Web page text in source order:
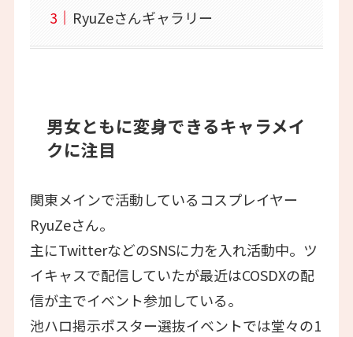
RyuZeさんギャラリー
男女ともに変身できるキャラメイ
クに注目
関東メインで活動しているコスプレイヤー
RyuZeさん。
主にTwitterなどのSNSに力を入れ活動中。ツ
イキャスで配信していたが最近はCOSDXの配
信が主でイベント参加している。
池ハロ掲示ポスター選抜イベントでは堂々の1